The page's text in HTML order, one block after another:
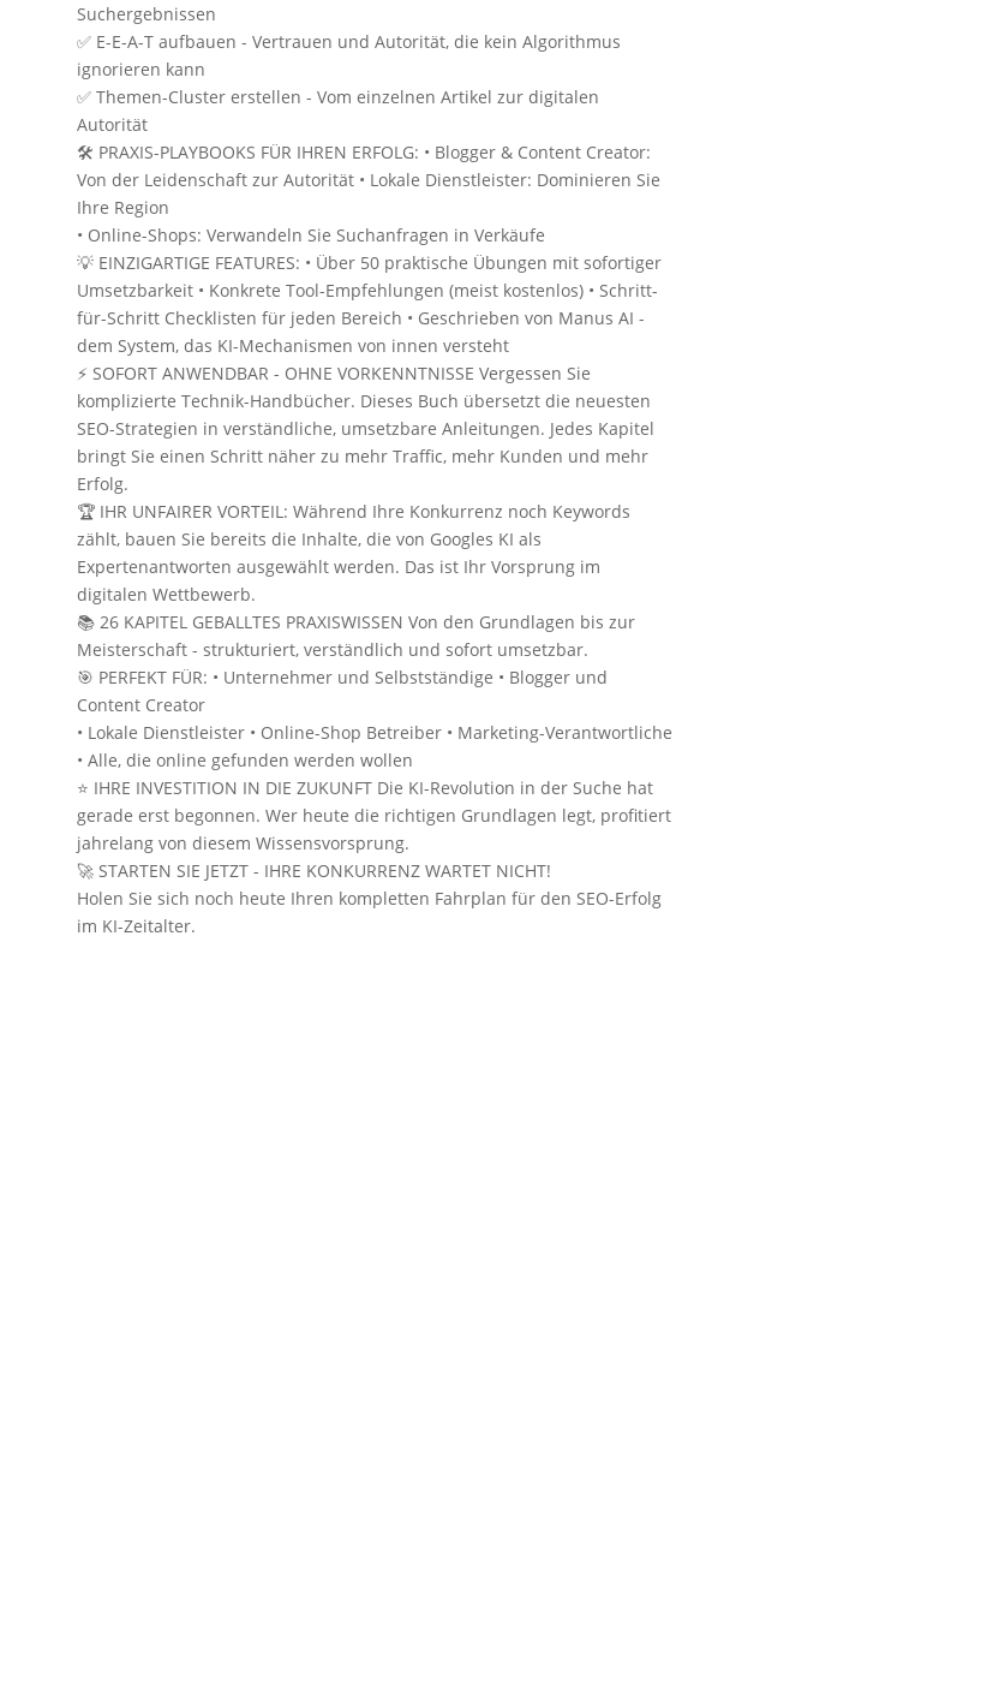
Suchergebnissen
✅ E-E-A-T aufbauen - Vertrauen und Autorität, die kein Algorithmus
ignorieren kann
✅ Themen-Cluster erstellen - Vom einzelnen Artikel zur digitalen
Autorität
🛠️ PRAXIS-PLAYBOOKS FÜR IHREN ERFOLG: • Blogger & Content Creator:
Von der Leidenschaft zur Autorität • Lokale Dienstleister: Dominieren Sie
Ihre Region
• Online-Shops: Verwandeln Sie Suchanfragen in Verkäufe
💡 EINZIGARTIGE FEATURES: • Über 50 praktische Übungen mit sofortiger
Umsetzbarkeit • Konkrete Tool-Empfehlungen (meist kostenlos) • Schritt-
für-Schritt Checklisten für jeden Bereich • Geschrieben von Manus AI -
dem System, das KI-Mechanismen von innen versteht
⚡ SOFORT ANWENDBAR - OHNE VORKENNTNISSE Vergessen Sie
komplizierte Technik-Handbücher. Dieses Buch übersetzt die neuesten
SEO-Strategien in verständliche, umsetzbare Anleitungen. Jedes Kapitel
bringt Sie einen Schritt näher zu mehr Traffic, mehr Kunden und mehr
Erfolg.
🏆 IHR UNFAIRER VORTEIL: Während Ihre Konkurrenz noch Keywords
zählt, bauen Sie bereits die Inhalte, die von Googles KI als
Expertenantworten ausgewählt werden. Das ist Ihr Vorsprung im
digitalen Wettbewerb.
📚 26 KAPITEL GEBALLTES PRAXISWISSEN Von den Grundlagen bis zur
Meisterschaft - strukturiert, verständlich und sofort umsetzbar.
🎯 PERFEKT FÜR: • Unternehmer und Selbstständige • Blogger und
Content Creator
• Lokale Dienstleister • Online-Shop Betreiber • Marketing-Verantwortliche
• Alle, die online gefunden werden wollen
⭐ IHRE INVESTITION IN DIE ZUKUNFT Die KI-Revolution in der Suche hat
gerade erst begonnen. Wer heute die richtigen Grundlagen legt, profitiert
jahrelang von diesem Wissensvorsprung.
🚀 STARTEN SIE JETZT - IHRE KONKURRENZ WARTET NICHT!
Holen Sie sich noch heute Ihren kompletten Fahrplan für den SEO-Erfolg
im KI-Zeitalter.